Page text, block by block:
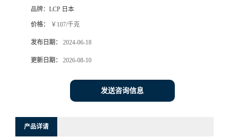
品牌： LCP 日本
价格： ￥107/千克
发布日期： 2024-06-18
更新日期： 2026-08-10
发送咨询信息
产品详请